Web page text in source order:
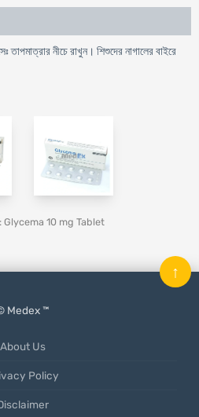
নীচে রাখুন। শিশুদের নাগালের বাইরে
Glycema 10 mg Tablet
Medex ™
About Us
Policy
↑